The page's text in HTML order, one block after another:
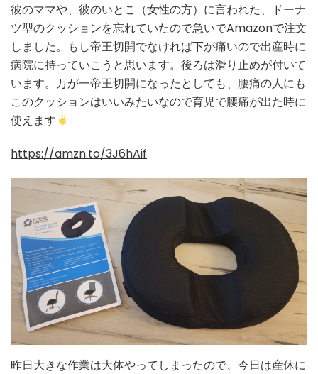
彼のママや、彼のいとこ（女性の方）に言われた、ドーナ
ツ型のクッションを忘れていたので急いでAmazonで注文
しました。もし帝王切開でなければ下が痛いので出産時に
病院に持っていこうと思います。後ろは滑り止めが付いて
います。万が一帝王切開になったとしても、腰痛の人にも
このクッションはいいみたいなので育児で腰痛が出た時に
使えます
https://amzn.to/3J6hAif
昨日大きな作業は大体やってしまったので、今日は産休に